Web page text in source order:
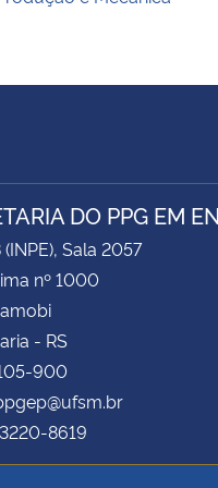
DO PPG EM
Sala 2057
nº 1000
- RS
900
8619